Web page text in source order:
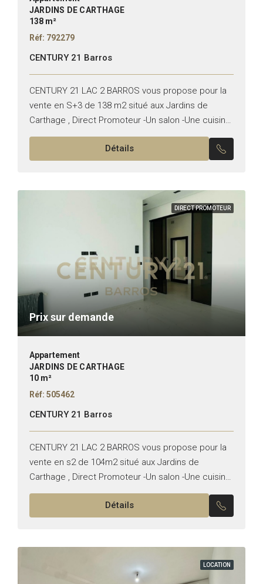
JARDINS DE CARTHAGE
138 m²
Réf: 792279
CENTURY 21 Barros
CENTURY 21 LAC 2 BARROS vous propose pour la
vente en S+3 de 138 m2 situé aux Jardins de
Carthage , Direct Promoteur -Un salon -Une cuisine
équipée -Une suite parentale -Deux...
Détails
DIRECT PROMOTEUR
Prix sur demande
Appartement
JARDINS DE CARTHAGE
10 m²
Réf: 505462
CENTURY 21 Barros
CENTURY 21 LAC 2 BARROS vous propose pour la
vente en s2 de 104m2 situé aux Jardins de
Carthage , Direct Promoteur -Un salon -Une cuisine
équipée -Une suite parentale -Une chambre...
Détails
LOCATION